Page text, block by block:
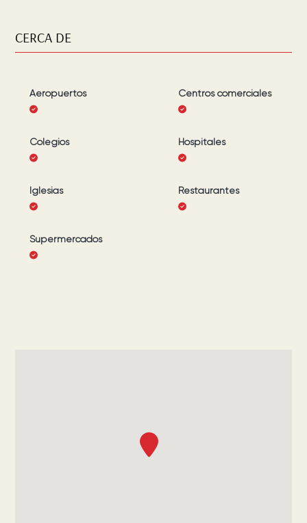
CERCA DE
Aeropuertos Centros comerciales
Colegios Hospitales
Iglesias Restaurantes
Supermercados